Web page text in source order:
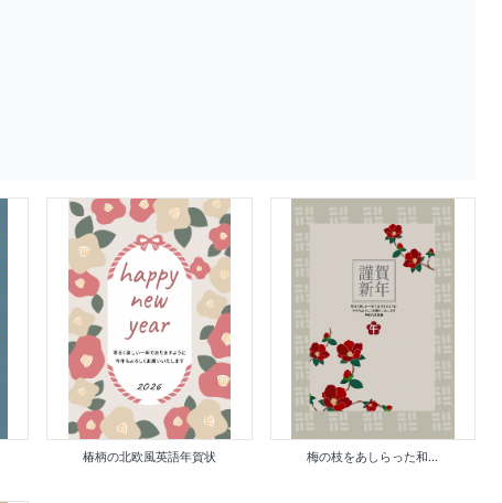
椿柄の北欧風英語年賀状 梅の枝をあしらった和...